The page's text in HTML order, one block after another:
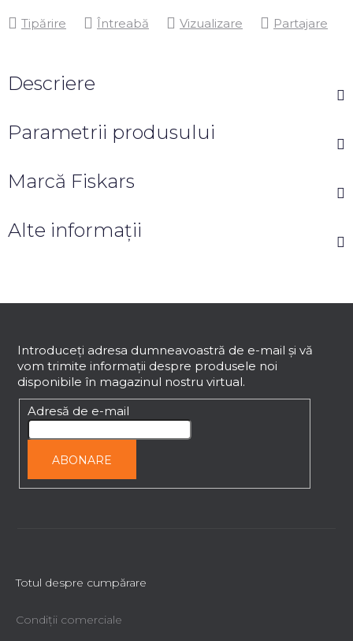
Tipărire Întreabă Vizualizare Partajare
Descriere
Parametrii produsului
Marcă Fiskars
Alte informații
Introduceţi adresa dumneavoastră de e-mail şi vă
vom trimite informaţii despre produsele noi
disponibile în magazinul nostru virtual.
Adresă de e-mail
ABONARE
Totul despre cumpărare
Condiții comerciale